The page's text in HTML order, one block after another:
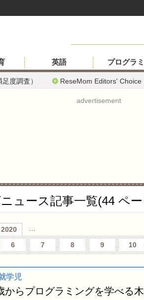
度調査） ReseMom Editors' Choice
英語 プログラ
advertisement
ュース記事一覧(44 ペ
2020
6 7 8 9 10
学児
からプログラミングを学べる